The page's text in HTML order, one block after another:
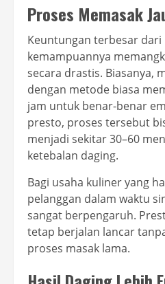
Proses Memasak
Keuntungan terbesar
kemampuannya
secara drastis. Biasanya,
dengan metode biasa
jam untuk benar-benar
presto, proses tersebut
menjadi sekitar 30–60
ketebalan daging.
Bagi usaha kuliner yang
pelanggan dalam waktu
sangat berpengaruh.
tetap berjalan lancar
proses masak lama.